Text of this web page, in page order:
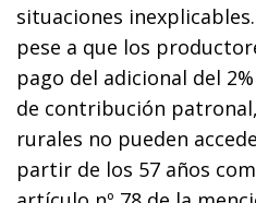
situaciones
pese a que los
pago del adicional del
de contribución
rurales no pueden
partir de los 57 años